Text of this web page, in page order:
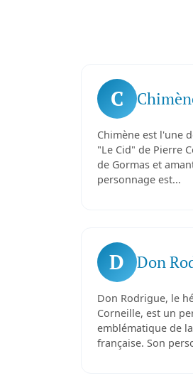
C
Chimène est l'une
"Le Cid" de Pierre
de Gormas et
personnage est...
D Don
Don Rodrigue, le
Corneille, est un
emblématique de
française. Son